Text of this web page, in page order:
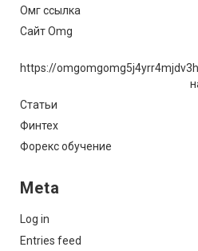
Омг ссылка
Сайт Omg
https://
Статьи
Финтех
Форекс обучение
Meta
Log in
Entries feed